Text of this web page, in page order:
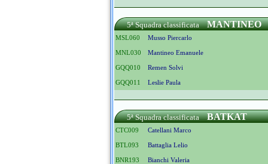
5ª Squadra classificata MANTINEO
MSL060 Musso Piercarlo
MNL030 Mantineo Emanuele
GQQ010 Remen Solvi
GQQ011 Leslie Paula
5ª Squadra classificata BATKAT
CTC009 Catellani Marco
BTL093 Battaglia Lelio
BNR193 Bianchi Valeria